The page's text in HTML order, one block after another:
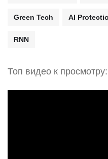
Green Tech AI
RNN
Топ видео к просмотру: